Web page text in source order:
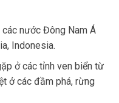
các nước Đông Nam Á
Indonesia.
ở các tỉnh ven biển từ
ở các đầm phá, rừng